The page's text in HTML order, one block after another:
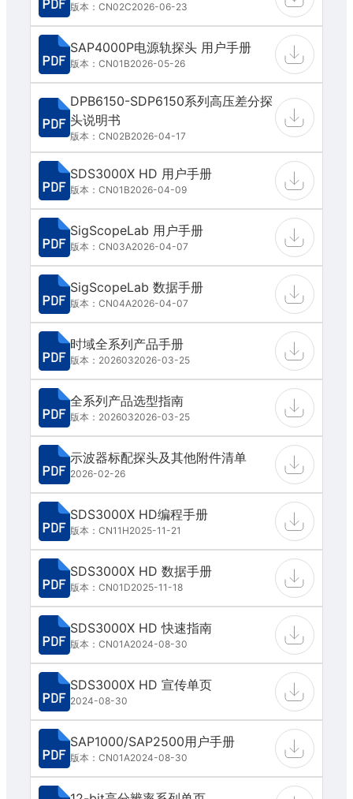
版本：CN02C2026-06-23
SAP4000P电源轨探头 用户手册
版本：CN01B2026-05-26
DPB6150-SDP6150系列高压差分探
头说明书
版本：CN02B2026-04-17
SDS3000X HD 用户手册
版本：CN01B2026-04-09
SigScopeLab 用户手册
版本：CN03A2026-04-07
SigScopeLab 数据手册
版本：CN04A2026-04-07
时域全系列产品手册
版本：2026032026-03-25
全系列产品选型指南
版本：2026032026-03-25
示波器标配探头及其他附件清单
2026-02-26
SDS3000X HD编程手册
版本：CN11H2025-11-21
SDS3000X HD 数据手册
版本：CN01D2025-11-18
SDS3000X HD 快速指南
版本：CN01A2024-08-30
SDS3000X HD 宣传单页
2024-08-30
SAP1000/SAP2500用户手册
版本：CN01A2024-08-30